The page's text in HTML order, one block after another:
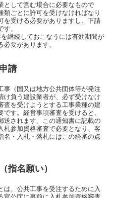
として営む場合に必要なもので
ごとに許可を受けなければなり
を受ける必要がありますし、下請
。
継続しておこなうには有効期間が
要があります。
請
事（国又は地方公共団体等が発注
け負う建設業者が、必ず受けなけ
査を受けようとする工事業種の建
す。経営事項審査を受けると、
送されます。この通知書に記載の
札参加資格審査で必要となり、客
名・入札・落札にはこの経審の点
指名願い）
、公共工事を受注するために入